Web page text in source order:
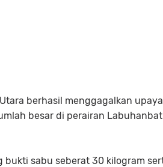
berhasil menggagalkan
besar di perairan
sabu seberat 30 kilogram